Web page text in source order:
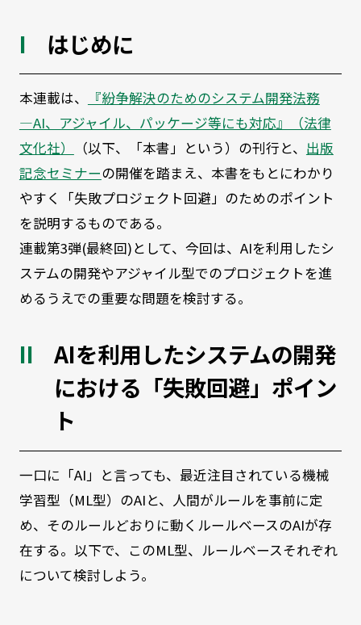
はじめに
本連載は、
『紛争解決のためのシステム開発法務
―AI、アジャイル、パッケージ等にも対応』（法律
文化社）
（以下、「本書」という）の刊行と、 出版
記念セミナーの開催を踏まえ、本書をもとにわかり
やすく「失敗プロジェクト回避」のためのポイント
を説明するものである。
連載第3弾(最終回)として、今回は、AIを利用したシ
ステムの開発やアジャイル型でのプロジェクトを進
めるうえでの重要な問題を検討する。
AIを利用したシステムの開発
における「失敗回避」ポイン
ト
一口に「AI」と言っても、最近注目されている機械
学習型（ML型）のAIと、人間がルールを事前に定
め、そのルールどおりに動くルールベースのAIが存
在する。以下で、このML型、ルールベースそれぞれ
について検討しよう。